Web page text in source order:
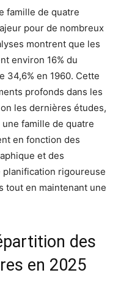
famille de quatre
pour de nombreux
montrent que les
environ 16% du
34,6% en 1960. Cette
profonds dans les
les dernières études,
famille de quatre
en fonction des
et des
planification rigoureuse
tout en maintenant une
des
en 2025